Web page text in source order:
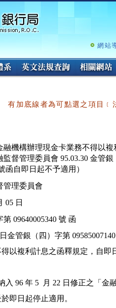
跳
容
網站
有加底線者為可點選之項目﹝
融機構辦理現金卡業務不得以複
監督管理委員會 95.03.30 金管
管理委員會
05 日
09640005340 號 函
金管銀（四）字第
不得以複利計息之函釋規定，自
入 96 年 5  月 22 日修正之「金
於即日起停止適用。